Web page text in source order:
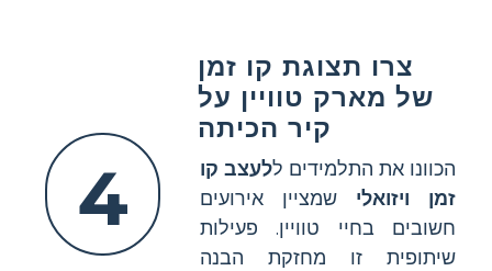
4
צרו תצוגת קו זמן
של מארק טוויין על
קיר הכיתה
הכוונו את התלמידים ללעצב קו
זמן ויזואלי שמציין אירועים
חשובים בחיי טוויין. פעילות
שיתופית זו מחזקת הבנה